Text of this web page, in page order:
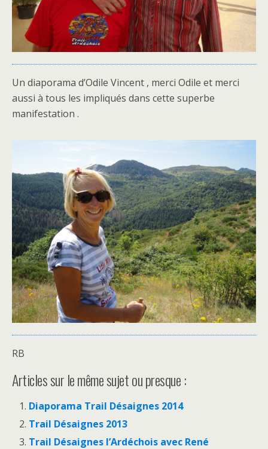
Un diaporama d’Odile Vincent , merci Odile et merci
aussi à tous les impliqués dans cette superbe
manifestation .
RB
Articles sur le même sujet ou presque :
Diaporama Trail Désaignes 2014
Trail Désaignes 2013
Trail Désaignes l’Ardéchois avec René